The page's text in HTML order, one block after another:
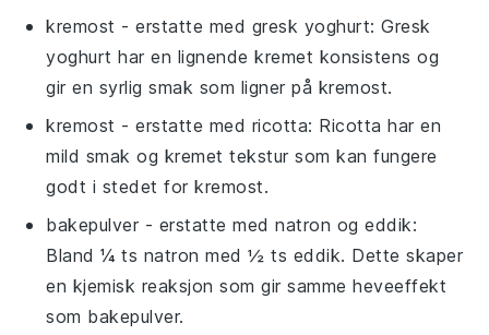
kremost - erstatte med gresk yoghurt: Gresk
yoghurt har en lignende kremet konsistens og
gir en syrlig smak som ligner på kremost.
kremost - erstatte med ricotta: Ricotta har en
mild smak og kremet tekstur som kan fungere
godt i stedet for kremost.
bakepulver - erstatte mednatron og eddik:
Bland ¼ ts natron med ½ ts eddik. Dette skaper
en kjemisk reaksjon som gir samme heveeffekt
som bakepulver.